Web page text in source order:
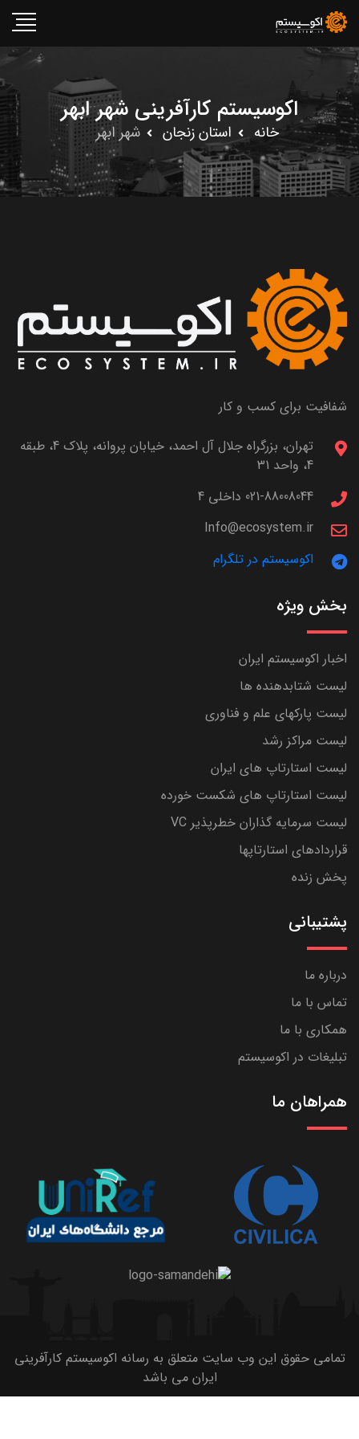
اکوسیستم کارآفرینی شهر ابهر
خانه استان زنجان شهر ابهر
شفافیت برای کسب و کار
تهران، بزرگراه جلال آل احمد، خیابان پروانه، پلاک 4، طبقه
4، واحد 31
021-88008044 داخلی 4
Info@ecosystem.ir
اکوسیستم در تلگرام
بخش ویژه
اخبار اکوسیستم ایران
لیست شتابدهنده ها
لیست پارکهای علم و فناوری
لیست مراکز رشد
لیست استارتاپ های ایران
لیست استارتاپ های شکست خورده
لیست سرمایه گذاران خطرپذیر VC
قراردادهای استارتاپها
پخش زنده
پشتیبانی
درباره ما
تماس با ما
همکاری با ما
تبلیغات در اکوسیستم
همراهان ما
تمامی حقوق این وب سایت متعلق به رسانه اکوسیستم کارآفرینی
ایران می باشد